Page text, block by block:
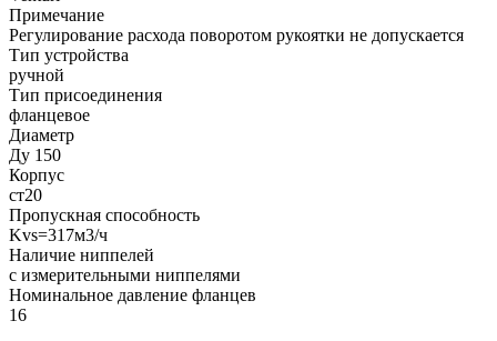
Примечание
Регулирование расхода поворотом рукоятки не допускается
Тип устройства
ручной
Тип присоединения
фланцевое
Диаметр
Ду 150
Корпус
ст20
Пропускная способность
Kvs=317м3/ч
Наличие ниппелей
с измерительными ниппелями
Номинальное давление фланцев
16